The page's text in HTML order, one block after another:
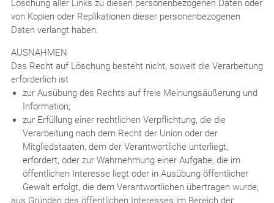
Löschung aller Links zu diesen personenbezogenen Daten oder
von Kopien oder Replikationen dieser personenbezogenen
Daten verlangt haben.
AUSNAHMEN
Das Recht auf Löschung besteht nicht, soweit die Verarbeitung
erforderlich ist
zur Ausübung des Rechts auf freie Meinungsäußerung und
Information;
zur Erfüllung einer rechtlichen Verpflichtung, die die
Verarbeitung nach dem Recht der Union oder der
Mitgliedstaaten, dem der Verantwortliche unterliegt,
erfordert, oder zur Wahrnehmung einer Aufgabe, die im
öffentlichen Interesse liegt oder in Ausübung öffentlicher
Gewalt erfolgt, die dem Verantwortlichen übertragen wurde;
aus Gründen des öffentlichen Interesses im Bereich der